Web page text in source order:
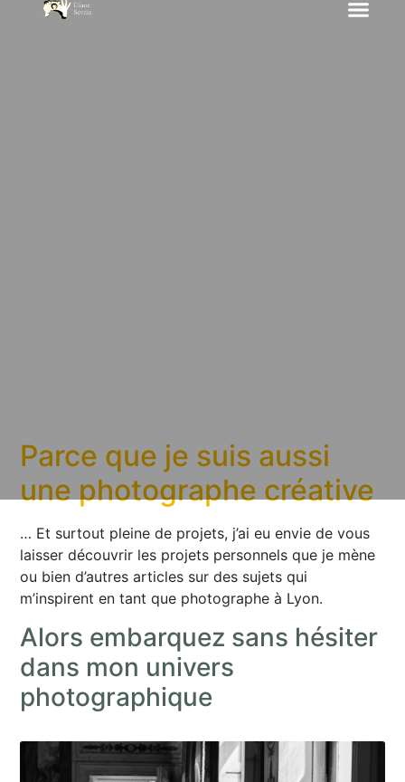
Parce que je suis aussi
une photographe créative
… Et surtout pleine de projets, j’ai eu envie de vous
laisser découvrir les projets personnels que je mène
ou bien d’autres articles sur des sujets qui
m’inspirent en tant que photographe à Lyon.
Alors embarquez sans hésiter
dans mon univers
photographique